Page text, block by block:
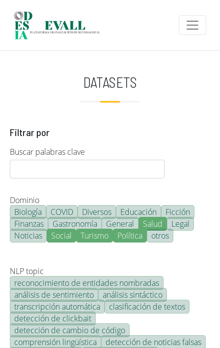
DATASETS
Filtrar por
Buscar palabras clave
Dominio
Biología
COVID Diversos Educación
Ficción
Finanzas
Gastronomía General Salud
Legal
Noticias
Social Turismo Política otros
NLP topic
reconocimiento de entidades nombradas
análisis de sentimiento
análisis sintáctico
transcripción automática
clasificación de textos
detección de clickbait
detección de cambio de código
comprensión lingüística
detección de noticias falsas